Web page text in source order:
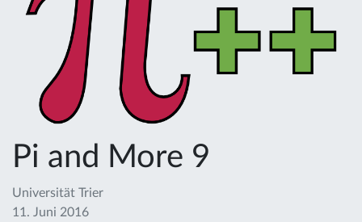
Pi and More 9
Universität Trier
11. Juni 2016